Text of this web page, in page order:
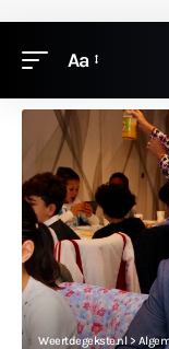
Aa
Weertdegekste.nl>